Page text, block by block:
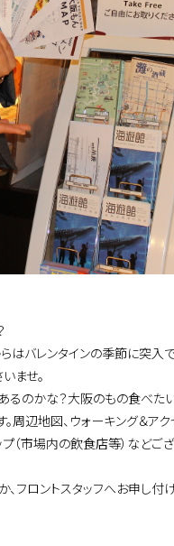
バレンタインの季節に突入で
ませ。
るのかな？大阪のもの食べた
周辺地図、ウォーキング＆ア
（市場内の飲食店等）などご
、フロントスタッフへお申し